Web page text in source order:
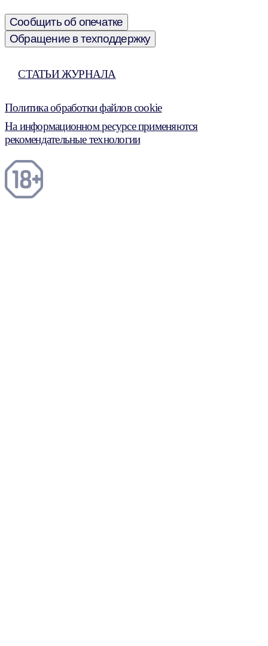
Сообщить об опечатке
Обращение в техподдержку
СТАТЬИ ЖУРНАЛА
Политика обработки файлов cookie
На информационном ресурсе применяются
рекомендательные технологии